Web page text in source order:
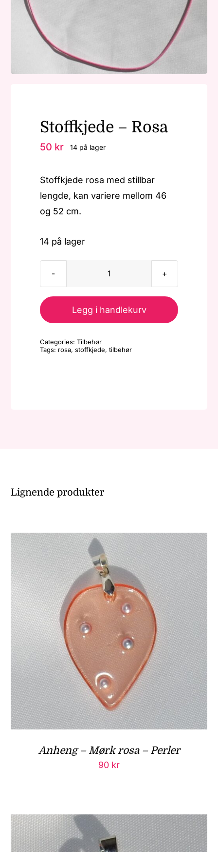
Nøkkelringer
Stoffkjede – Rosa
50 kr 14 på lager
Stoffkjede rosa med stillbar
lengde, kan variere mellom 46
og 52 cm.
14 på lager
Stoffkjede
Rosa
Legg i handlekurv
Categories:Tilbehør
Tags: rosa,stoffkjede,tilbehør
Lignende produkter
Anheng – Mørk rosa – Perler
90 kr